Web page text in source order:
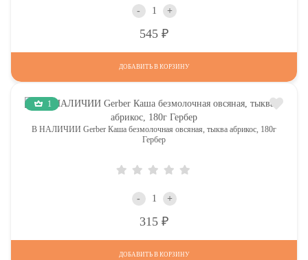
- +
545
ДОБАВИТЬ В КОРЗИНУ
1
В НАЛИЧИИ Gerber Каша безмолочная овсяная, тыква абрикос, 180г
Гербер
- +
315
ДОБАВИТЬ В КОРЗИНУ